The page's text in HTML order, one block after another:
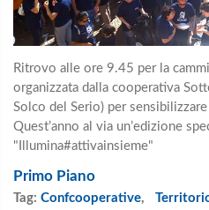
Ritrovo alle ore 9.45 per la
organizzata dalla cooperativa
Solco del Serio) per
Quest’anno al via un’edizione
"Illumina#attivainsieme"
Primo Piano
Tag: Confcooperative,